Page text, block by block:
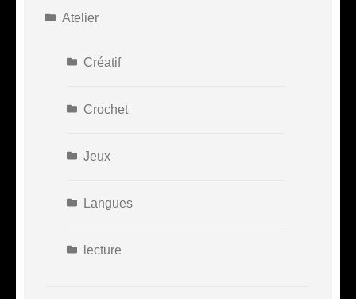
Atelier
Créatif
Crochet
Jeux
Langues
lecture